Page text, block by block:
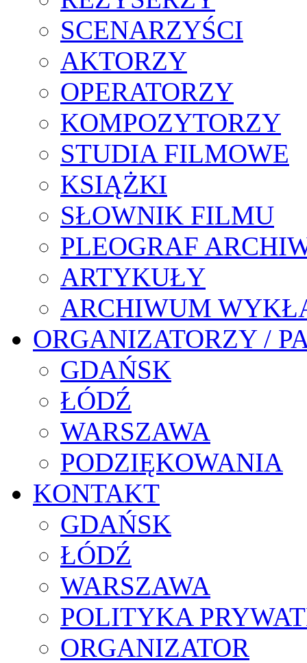
SCENARZYŚCI
AKTORZY
OPERATORZY
KOMPOZYTORZY
STUDIA FILMOWE
KSIĄŻKI
SŁOWNIK FILMU
PLEOGRAF
ARTYKUŁY
ARCHIWUM
ORGANIZATORZY /
GDAŃSK
ŁÓDŹ
WARSZAWA
PODZIĘKOWANIA
KONTAKT
GDAŃSK
ŁÓDŹ
WARSZAWA
POLITYKA
ORGANIZATOR